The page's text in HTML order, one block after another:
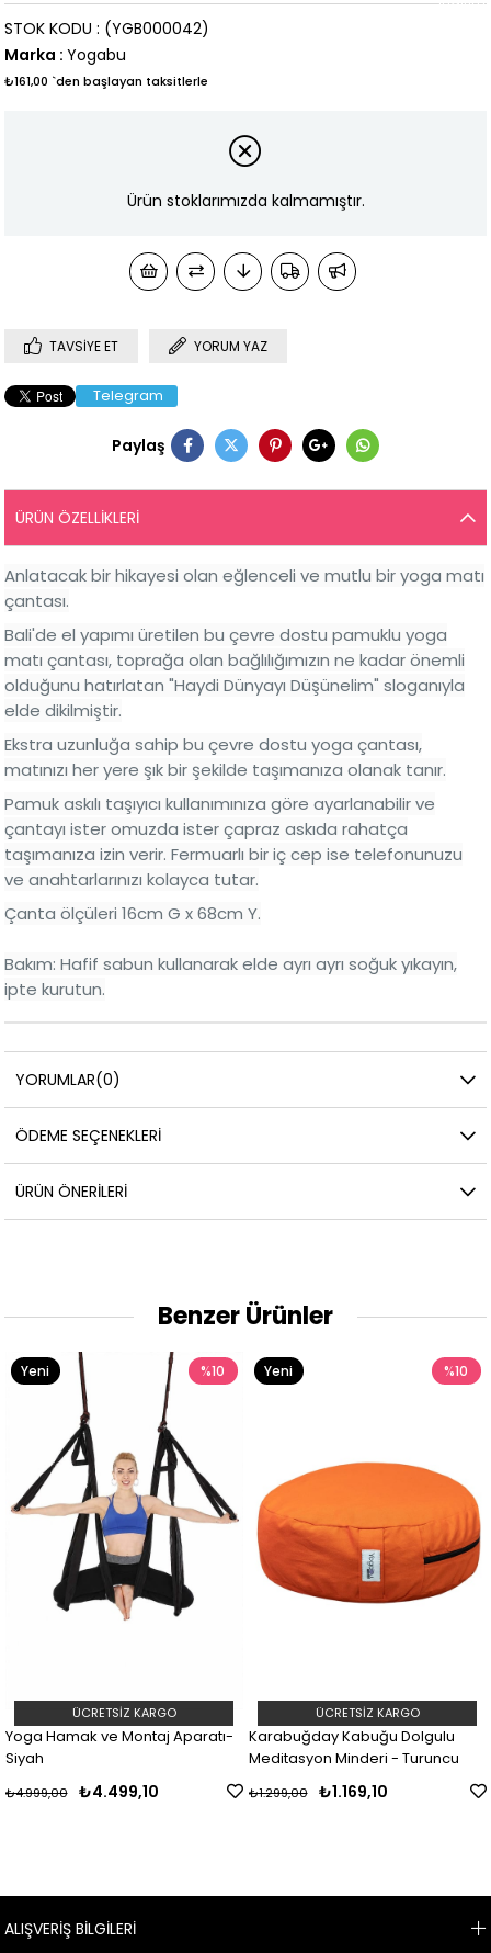
(YGB000042)
STOK KODU
Marka : Yogabu
₺161,00 `den başlayan taksitlerle
Ürün stoklarımızda kalmamıştır.
TAVSIYE ET YORUM YAZ
Telegram
Paylaş
ÜRÜN ÖZELLIKLERI
Anlatacak bir hikayesi olan eğlenceli ve mutlu bir yoga matı
çantası.
Bali'de el yapımı üretilen bu çevre dostu pamuklu yoga
matı çantası, toprağa olan bağlılığımızın ne kadar önemli
olduğunu hatırlatan "Haydi Dünyayı Düşünelim" sloganıyla
elde dikilmiştir.
Ekstra uzunluğa sahip bu çevre dostu yoga çantası,
matınızı her yere şık bir şekilde taşımanıza olanak tanır.
Pamuk askılı taşıyıcı kullanımınıza göre ayarlanabilir ve
çantayı ister omuzda ister çapraz askıda rahatça
taşımanıza izin verir. Fermuarlı bir iç cep ise telefonunuzu
ve anahtarlarınızı kolayca tutar.
Çanta ölçüleri 16cm G x 68cm Y.
Bakım: Hafif sabun kullanarak elde ayrı ayrı soğuk yıkayın,
ipte kurutun.
YORUMLAR(0)
ÖDEME SEÇENEKLERI
ÜRÜN ÖNERILERI
Benzer Ürünler
ve Montaj Aparatı-
₺4.499,10
%10
ÜCRETSIZ KARGO
Karabuğday Kabuğu Dolgulu
Meditasyon Minderi - Turuncu
₺1.169,10
₺1.299,00
ÜCRETSIZ KARGO
Yeni
Yoga
Siyah
Yeni
ALIŞVERİŞ BİLGİLERİ